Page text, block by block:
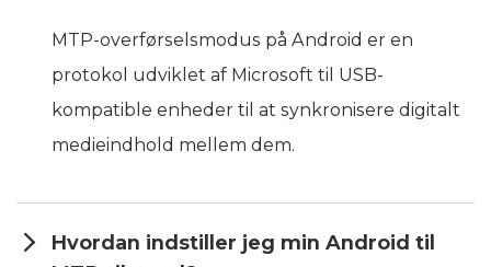
MTP-overførselsmodus på Android er en
protokol udviklet af Microsoft til USB-
kompatible enheder til at synkronisere digitalt
medieindhold mellem dem.
Hvordan indstiller jeg min Android til